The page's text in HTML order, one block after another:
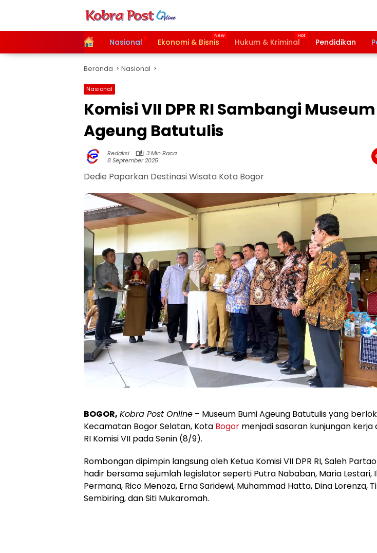
HomeNasional Ekonomi & Bisnis Hukum & Kriminal Pendidikan
Beranda Nasional
Nasional
Komisi VII DPR RI Sambangi
Ageung Batutulis
Redaksi
3 Min Baca
8 September 2025
Dedie Paparkan Destinasi Wisata Kota Bogor
BOGOR, Kobra Post Online – Museum Bumi Ageung Batutulis yang
Kecamatan Bogor Selatan, Kota Bogor menjadi sasaran kunjungan kerja
RI Komisi VII pada Senin (8/9).
Rombongan dipimpin langsung oleh Ketua Komisi VII DPR RI, Saleh
hadir bersama sejumlah legislator seperti Putra Nababan, Maria Lestari,
Permana, Rico Menoza, Erna Saridewi, Muhammad Hatta, Dina Lorenza,
Sembiring, dan Siti Mukaromah.